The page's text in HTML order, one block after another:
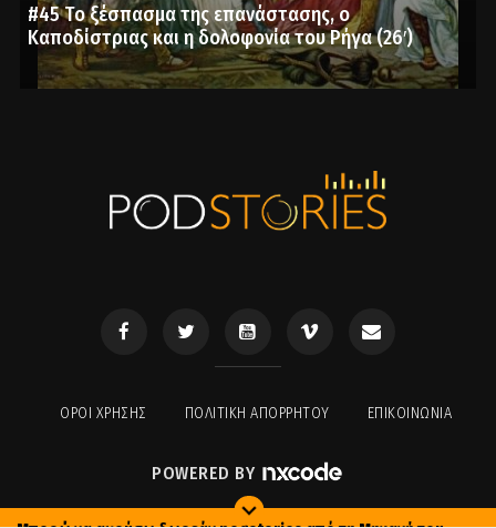
#45 Το ξέσπασμα της επανάστασης, ο
Καποδίστριας και η δολοφονία του Ρήγα (26′)
ΟΡΟΙ ΧΡΉΣΗΣ ΠΟΛΙΤΙΚΉ ΑΠΟΡΡΉΤΟΥ ΕΠΙΚΟΙΝΩΝΊΑ
POWERED BY